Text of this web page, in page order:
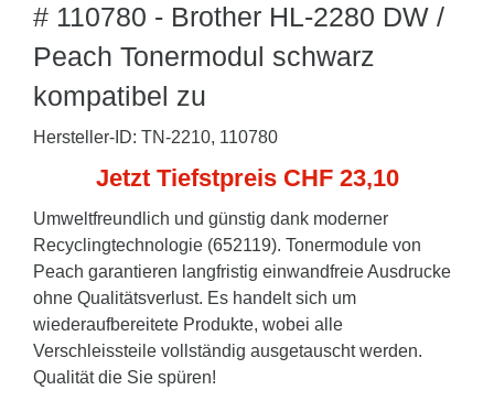
# 110780 - Brother HL-2280 DW /
Peach Tonermodul schwarz
kompatibel zu
Hersteller-ID: TN-2210, 110780
Jetzt Tiefstpreis CHF 23,10
Umweltfreundlich und günstig dank moderner
Recyclingtechnologie (652119). Tonermodule von
Peach garantieren langfristig einwandfreie Ausdrucke
ohne Qualitätsverlust. Es handelt sich um
wiederaufbereitete Produkte, wobei alle
Verschleissteile vollständig ausgetauscht werden.
Qualität die Sie spüren!